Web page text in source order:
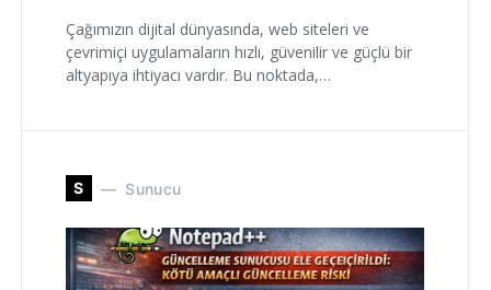
Çağımızın dijital dünyasında, web siteleri ve
çevrimiçi uygulamaların hızlı, güvenilir ve güçlü bir
altyapıya ihtiyacı vardır. Bu noktada,…
S Sunucu